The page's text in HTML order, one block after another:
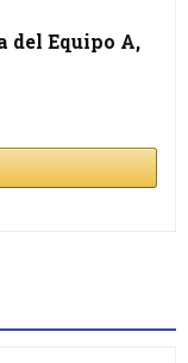
del Equipo A,